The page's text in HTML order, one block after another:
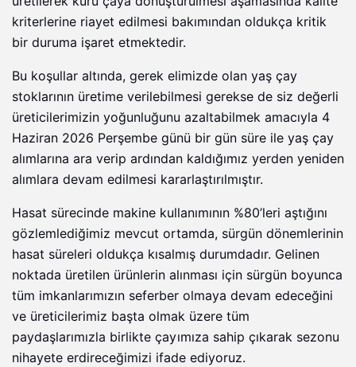
kriterlerine riayet edilmesi bakımından oldukça kritik
bir duruma işaret etmektedir.
Bu koşullar altında, gerek elimizde olan yaş çay
stoklarının üretime verilebilmesi gerekse de siz değerli
üreticilerimizin yoğunluğunu azaltabilmek amacıyla 4
Haziran 2026 Perşembe günü bir gün süre ile yaş çay
alımlarına ara verip ardından kaldığımız yerden yeniden
alımlara devam edilmesi kararlaştırılmıştır.
Hasat sürecinde makine kullanımının %80’leri aştığını
gözlemlediğimiz mevcut ortamda, sürgün dönemlerinin
hasat süreleri oldukça kısalmış durumdadır. Gelinen
noktada üretilen ürünlerin alınması için sürgün boyunca
tüm imkanlarımızın seferber olmaya devam edeceğini
ve üreticilerimiz başta olmak üzere tüm
paydaşlarımızla birlikte çayımıza sahip çıkarak sezonu
nihayete erdireceğimizi ifade ediyoruz.